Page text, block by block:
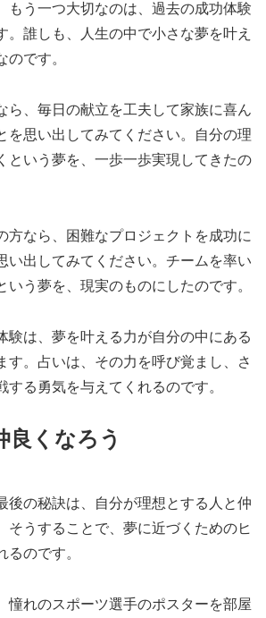
もう一つ大切なのは、過去の成功体験
。誰しも、人生の中で小さな夢を叶え
のです。
ら、毎日の献立を工夫して家族に喜ん
を思い出してみてください。自分の理
という夢を、一歩一歩実現してきたの
方なら、困難なプロジェクトを成功に
い出してみてください。チームを率い
いう夢を、現実のものにしたのです。
験は、夢を叶える力が自分の中にある
す。占いは、その力を呼び覚まし、さ
する勇気を与えてくれるのです。
良くなろう
後の秘訣は、自分が理想とする人と仲
そうすることで、夢に近づくためのヒ
るのです。
憧れのスポーツ選手のポスターを部屋